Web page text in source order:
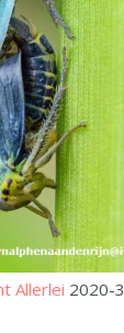
Allerlei 2020-3